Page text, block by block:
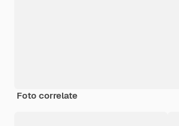
Foto correlate